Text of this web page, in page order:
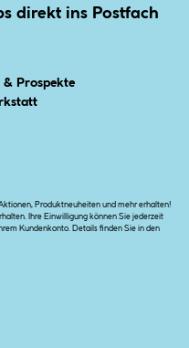
direkt ins Postfach
Prospekte
Produktneuheiten und mehr erhalten!
Ihre Einwilligung können Sie jederzeit
Kundenkonto. Details finden Sie in den